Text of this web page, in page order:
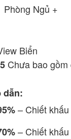
Phòng Ngủ +
Biển
Chưa bao
dẫn:
– Chiết
– Chiết